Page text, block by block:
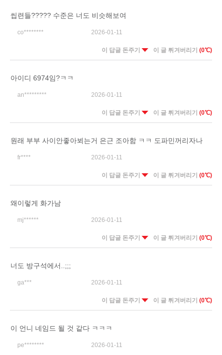
씹련들????? 수준은 너도 비슷해보여
co******** 2026-01-11
이 답글 돈주기 이 글 튀겨버리기 (0℃)
아이디 6974임?ㅋㅋ
an********* 2026-01-11
이 답글 돈주기 이 글 튀겨버리기 (0℃)
원래 부부 사이안좋아뵈는거 은근 조아함 ㅋㅋ 도파민꺼리자나
fr**** 2026-01-11
이 답글 돈주기 이 글 튀겨버리기 (0℃)
왜이렇게 화가남
mj****** 2026-01-11
이 답글 돈주기 이 글 튀겨버리기 (0℃)
너도 방구석에서..;;;
ga*** 2026-01-11
이 답글 돈주기 이 글 튀겨버리기 (0℃)
이 언니 네임드 될 것 같다 ㅋㅋㅋ
pe******** 2026-01-11